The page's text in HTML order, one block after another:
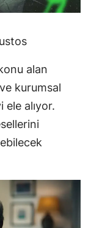
alan
kurumsal
alıyor.